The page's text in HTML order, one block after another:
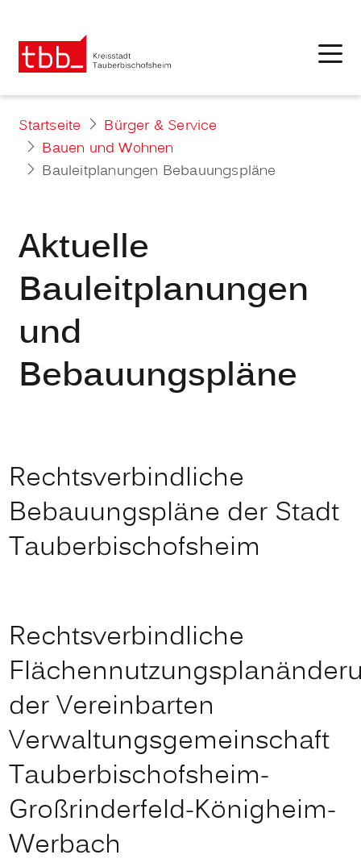
Startseite
Bürger & Service
Bauen und Wohnen
Bauleitplanungen Bebauungspläne
Aktuelle
Bauleitplanungen
und
Bebauungspläne
Rechtsverbindliche
Bebauungspläne der Stadt
Tauberbischofsheim
Rechtsverbindliche
der Vereinbarten
Verwaltungsgemeinschaft
Tauberbischofsheim-
Großrinderfeld-Königheim-
Werbach